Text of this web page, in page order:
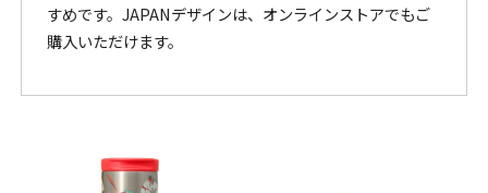
すめです。JAPANデザインは、オンラインストアでもご
購入いただけます。